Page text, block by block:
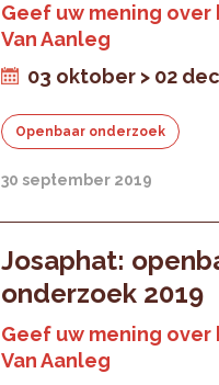
Geef uw mening over
Van Aanleg
03 oktober > 02
Openbaar onderzoek
30 september 2019
Josaphat:
onderzoek 2019
Geef uw mening over
Van Aanleg